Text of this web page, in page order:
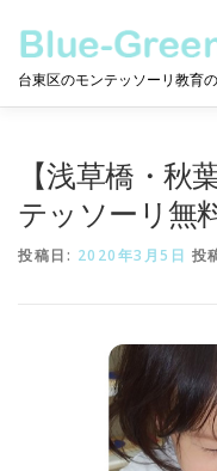
ツ
台東区のモンテッソーリ教育
【浅草橋・
テッソーリ無
投稿日: 2020年3月5日 投